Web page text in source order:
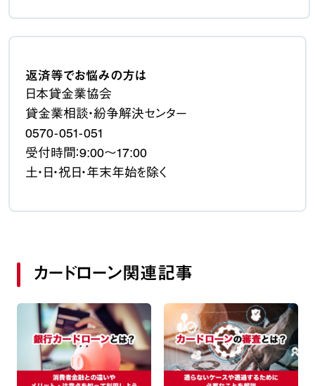
返済等でお悩みの方は
日本貸金業協会
貸金業相談・紛争解決センター
0570-051-051
受付時間：9:00～17:00
土・日・祝日・年末年始を除く
カードローン関連記事